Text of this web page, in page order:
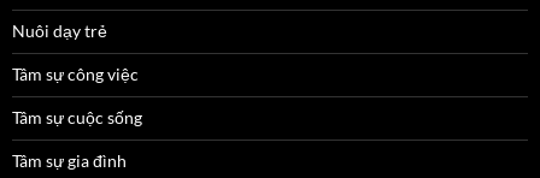
Nuôi dạy trẻ
Tâm sự công việc
Tâm sự cuộc sống
Tâm sự gia đình